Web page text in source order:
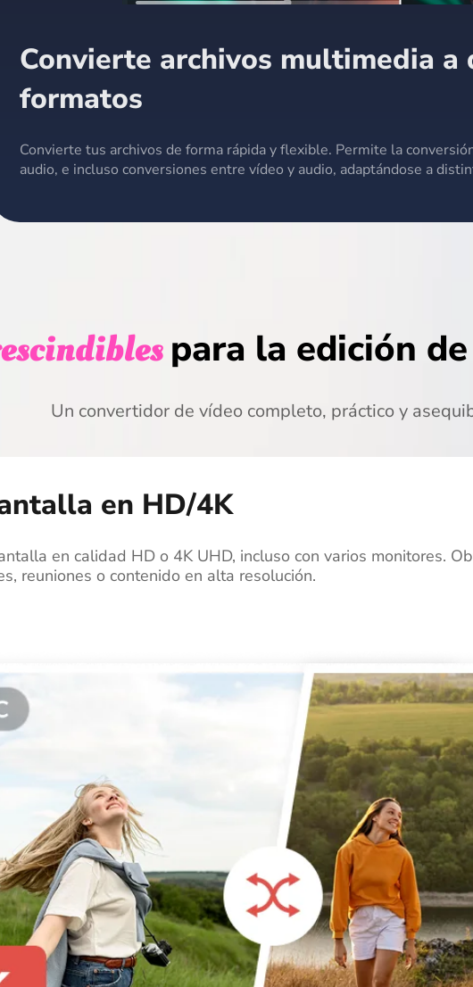
Convierte archivos multimedia a
formatos
Convierte tus archivos de forma rápida y flexible. Permite la
audio, e incluso conversiones entre vídeo y audio, adaptándose a
para la edición
Un convertidor de vídeo completo, práctico y
en HD/4K
en calidad HD o 4K UHD, incluso con varios monitores.
reuniones o contenido en alta resolución.